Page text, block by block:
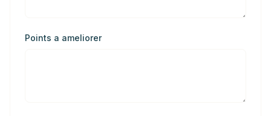
Points a ameliorer